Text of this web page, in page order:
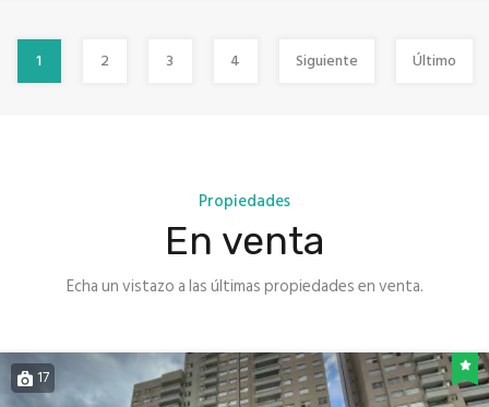
1 2 3 4 Siguiente Último
Propiedades
En venta
Echa un vistazo a las últimas propiedades en venta.
17